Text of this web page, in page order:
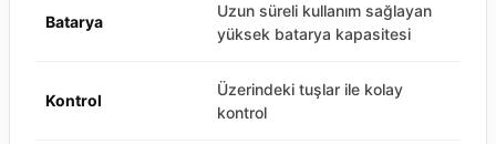
Batarya
Uzun süreli kullanım sağlayan
yüksek batarya kapasitesi
Kontrol
Üzerindeki tuşlar ile kolay
kontrol